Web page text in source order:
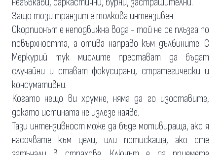
Защо този транзит е толкова интензивен
Скорпионът е неподвижна вода - той не се плъзга по
повърхността, а отива направо към дълбините. С
Меркурий тук мислите престават да бъдат
случайни и стават фокусирани, стратегически и
консумативни.
Когато нещо ви хрумне, няма да го изоставите,
докато истината не излезе наяве.
Тази интензивност може да бъде мотивираща, ако я
насочвате към цели, или потискаща, ако сте